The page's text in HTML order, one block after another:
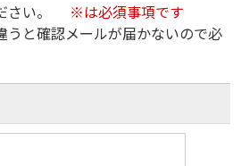
さい。
※は必須事項です
うと確認メールが届かないので必